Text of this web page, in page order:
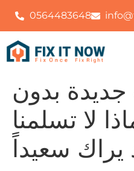
0564483648
بدون
لا تسلمنا
يراك سعيداً